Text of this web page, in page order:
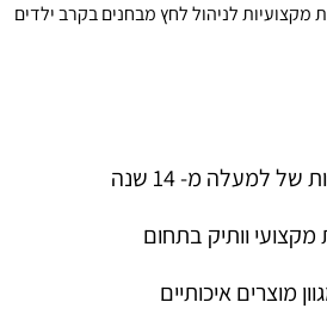
מקצועיות לניהול לחץ מבחנים בקרב ילדים
של למעלה מ- 14 שנה
מקצועי וותיק בתחום
מוצרים איכותיים